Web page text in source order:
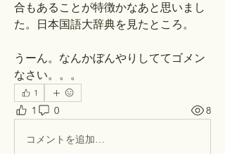
合もあることが特徴かなあと思いまし
た。日本国語大辞典を見たところ。
うーん。なんかぼんやりしててゴメン
なさい。。。
1
1 0 8
コメントを追加…